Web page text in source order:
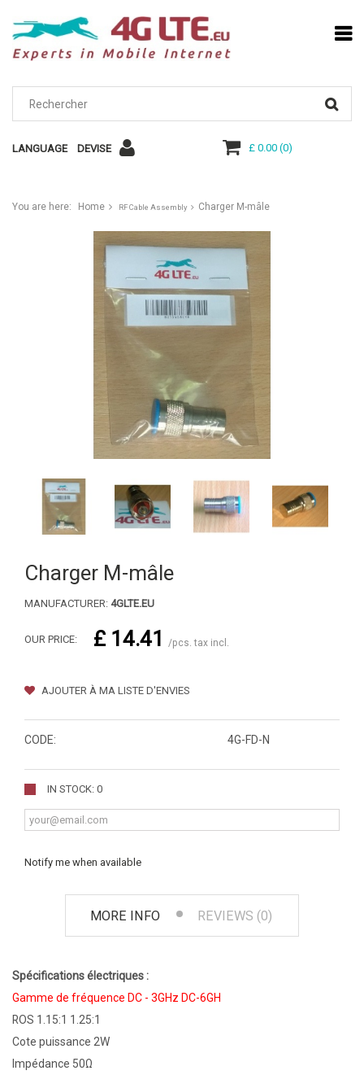
LANGUAGE DEVISE £ 0.00(0)
You are here: Home RF Cable Assembly Charger M-mâle
Charger M-mâle
MANUFACTURER: 4GLTE.EU
OUR PRICE: £ 14.41 /pcs. tax incl.
AJOUTER À MA LISTE D'ENVIES
CODE: 4G-FD-N
IN STOCK: 0
Notify me when available
MORE INFO REVIEWS (0)
Spécifications électriques :
Gamme de fréquence DC - 3GHz DC-6GH
ROS 1.15:1 1.25:1
Cote puissance 2W
Impédance 50Ω